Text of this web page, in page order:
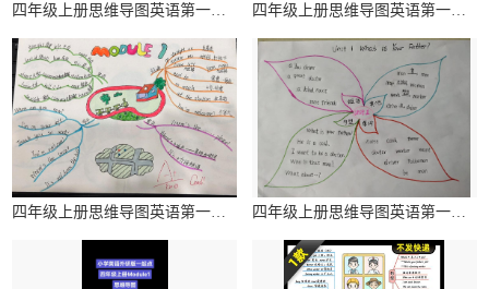
四年级上册思维导图英语第一单元简单
四年级上册思维导图英语第一单元简单 四年级上册思维导图英语第一单元简单